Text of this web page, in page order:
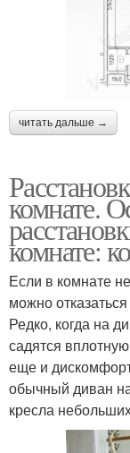
читать дальше →
комнате.
комнате:
Если в комнате
можно
Редко, когда на
садятся
еще и
обычный диван
кресла